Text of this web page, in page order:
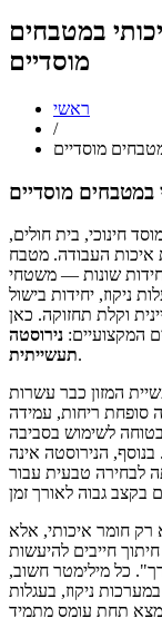
במטבחים
מוסדיים
ראשי
/
מוסדיים
במטבחים מוסדיים
חינוכי, בית חולים,
איכות העבודה. מטבח
שונות — משטחי
ניקוז, יחידות בישול
וקלת תחזוקה. כאן
המקצועיים: נירוסטה
תעשייתית.
בתעשיית המזון כבר עשרות
סופחת ריחות, עמידה
לשימוש בסביבה
הנירוסטה אינה
לבחירה טבעית עבור
רק חומר איכותי, אלא
חיתוך חייבים להיעשות
כל מילימטר חשוב,
ניקוז, בעגלות